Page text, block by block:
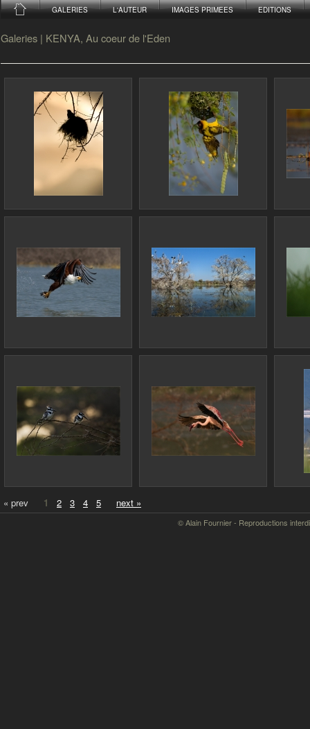
GALERIES L'AUTEUR IMAGES PRIMEES EDITIONS
Galeries | KENYA, Au coeur de l'Eden
« prev 1 2 3 4 5 next »
© Alain Fournier - Reproductions